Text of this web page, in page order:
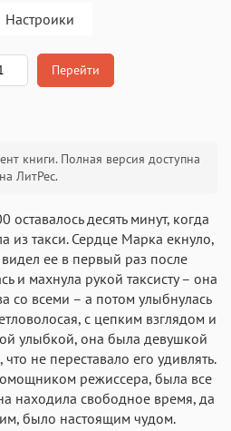
Настроики
Аа Аа
Times
Аа Аа
Аа Аа
Перейти
книги. Полная версия доступна
на ЛитРес.
оставалось десять минут, когда
из такси. Сердце Марка екнуло,
видел ее в первый раз после
и махнула рукой таксисту – она
со всеми – а потом улыбнулась
с цепким взглядом и
улыбкой, она была девушкой
не переставало его удивлять.
режиссера, была все
находила свободное время, да
было настоящим чудом.